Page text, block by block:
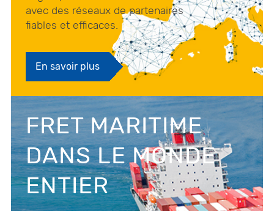
avec des réseaux de partenaires
fiables et efficaces.
En savoir plus
FRET MARITIME
DANS LE MONDE
ENTIER